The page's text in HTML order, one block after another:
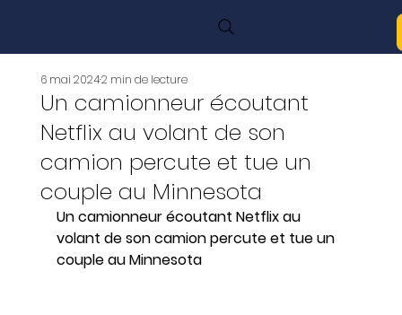
Un camionneur écoutant
Netflix au volant de son
camion percute et tue un
couple au Minnesota
6 mai 20242 min de lecture
Un camionneur écoutant Netflix au
volant de son camion percute et tue un
couple au Minnesota